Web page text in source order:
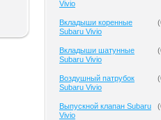
Vivio
Вкладыши коренные
Subaru Vivio
(
Вкладыши шатунные
Subaru Vivio
(
Воздушный патрубок
Subaru Vivio
(
Выпускной клапан Subaru
Vivio
(